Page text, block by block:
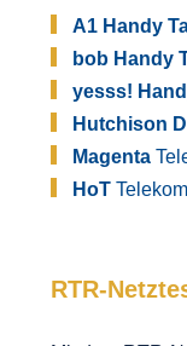
A1 Handy
bob Handy
yesss!
Hutchison
Magenta
HoT
RTR-